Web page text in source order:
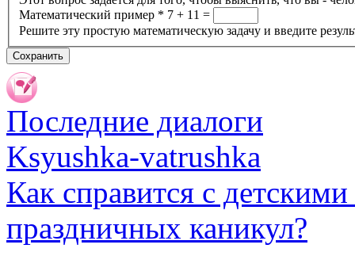
Математический пример * 7 + 11 =
Решите эту простую математическую задачу и введите
Последние диалоги
Ksyushka-vatrushka
Как справится с
праздничных каникул?